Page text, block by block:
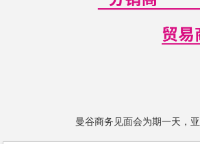
曼谷商务见面会为期一天，